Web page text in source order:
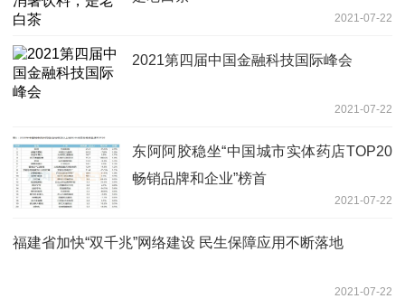
2021-07-22
2021第四届中国金融科技国际峰会
2021-07-22
东阿阿胶稳坐“中国城市实体药店TOP20
畅销品牌和企业”榜首
2021-07-22
福建省加快“双千兆”网络建设 民生保障应用不断落地
2021-07-22